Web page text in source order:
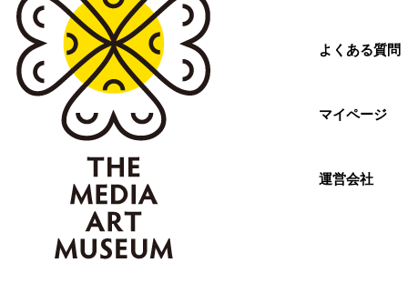
よくある質問
マイページ
運営会社